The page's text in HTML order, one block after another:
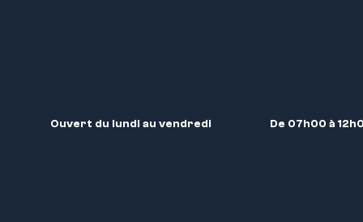
Ouvert du lundi au vendredi De 07h00 à